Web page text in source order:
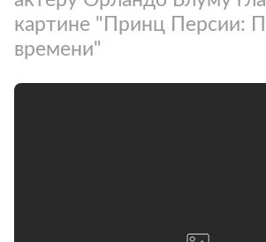
картине "Принц Персии:
времени"